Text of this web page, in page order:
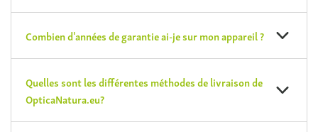
Combien d'années de garantie ai-je sur mon appareil ?
Quelles sont les différentes méthodes de livraison de
OpticaNatura.eu?